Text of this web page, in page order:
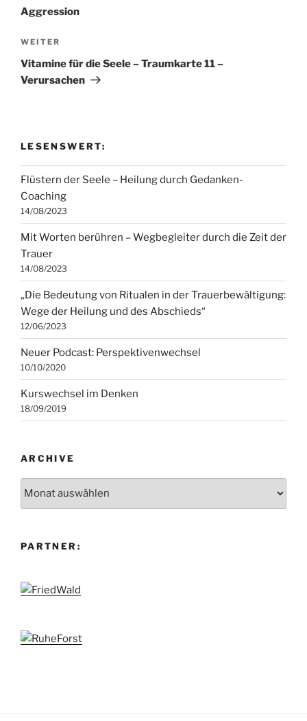
Aggression
Nächster
Beitrag
WEITER
Vitamine für die Seele – Traumkarte 11 –
Verursachen
LESENSWERT:
Flüstern der Seele – Heilung durch Gedanken-
Coaching
14/08/2023
Mit Worten berühren – Wegbegleiter durch die Zeit der
Trauer
14/08/2023
„Die Bedeutung von Ritualen in der Trauerbewältigung:
Wege der Heilung und des Abschieds“
12/06/2023
Neuer Podcast: Perspektivenwechsel
10/10/2020
Kurswechsel im Denken
18/09/2019
ARCHIVE
PARTNER: